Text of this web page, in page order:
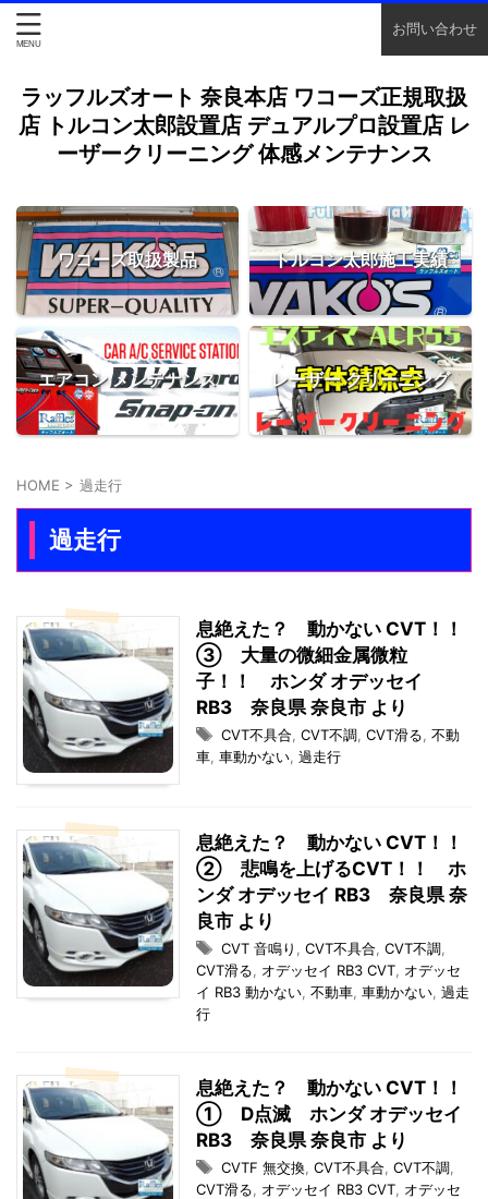
お問い合わせ
ラッフルズオート 奈良本店 ワコーズ正規取扱
店 トルコン太郎設置店 デュアルプロ設置店 レ
ーザークリーニング 体感メンテナンス
ワコーズ取扱製品 トルコン太郎施工実績
エアコン メンテナンス レーザー クリーニング
HOME > 過走行
過走行
息絶えた？ 動かない CVT！！
③ 大量の微細金属微粒
子！！ ホンダ オデッセイ
RB3 奈良県 奈良市 より
CVT不具合 CVT不調 CVT滑る 不動
車 車動かない 過走行
息絶えた？ 動かない CVT！！
② 悲鳴を上げるCVT！！ ホ
ンダ オデッセイ RB3 奈良県 奈
良市 より
CVT 音鳴り CVT不具合 CVT不調
CVT滑る
オデッセイ RB3 CVT オデッセ
イ RB3 動かない 不動車 車動かない 過走
行
息絶えた？ 動かない CVT！！
① D点滅 ホンダ オデッセイ
RB3 奈良県 奈良市 より
CVTF 無交換 CVT不具合 CVT不調
CVT滑る
オデッセイ RB3 CVT オデッセ